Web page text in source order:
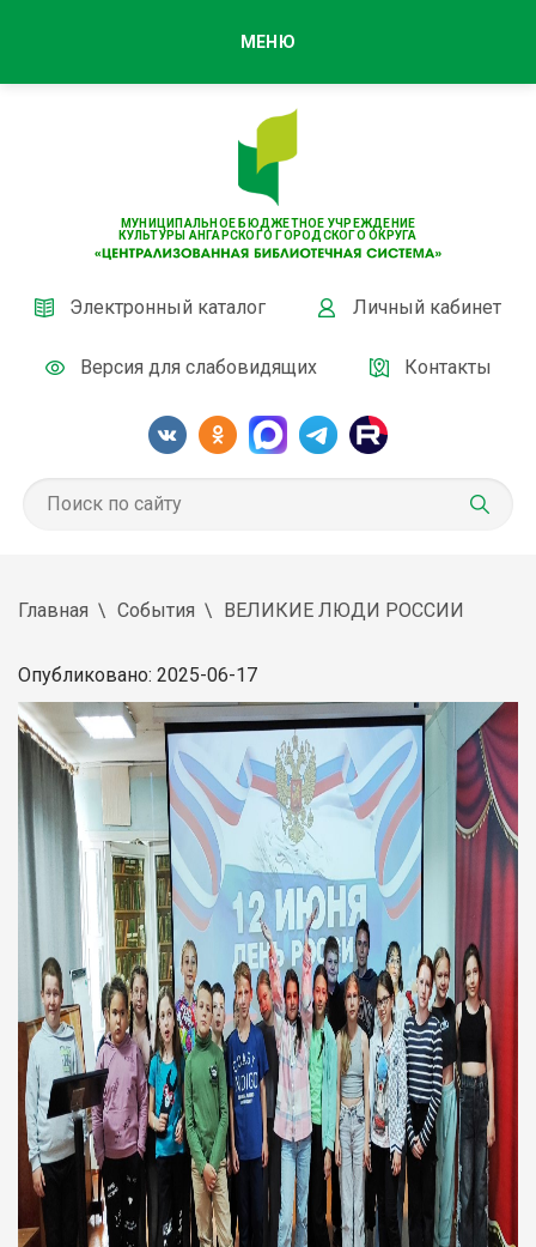
МУНИЦИПАЛЬНОЕ БЮДЖЕТНОЕ УЧРЕЖДЕНИЕ
КУЛЬТУРЫ АНГАРСКОГО ГОРОДСКОГО ОКРУГА
Электронный каталог Личный кабинет
Версия для слабовидящих Контакты
МЕНЮ
Главная События ВЕЛИКИЕ ЛЮДИ РОССИИ
Опубликовано: 2025-06-17